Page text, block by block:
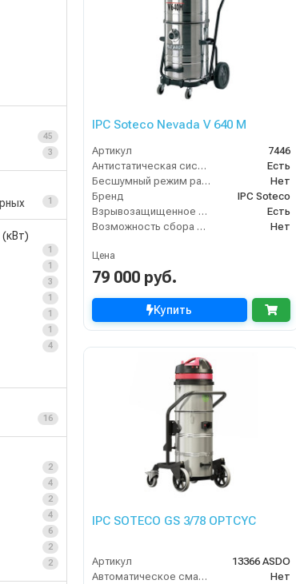
45
3
1
1
1
3
1
1
1
4
16
2
4
2
4
6
2
2
IPC Soteco Nevada V 640 M
Артикул
7446
Антистатическая система
Есть
Бесшумный режим работы
Нет
Бренд
IPC Soteco
Взрывозащищенное исполнение
Есть
Возможность сбора жидкой грязи
Нет
Цена
79 000 руб.
Купить
IPC SOTECO GS 3/78 OPTCYC
Артикул
13366 ASDO
Автоматическое сматывание кабеля
Нет